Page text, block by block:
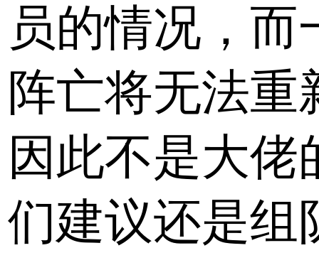
员的情况，而
阵亡将无法重
因此不是大佬
们建议还是组